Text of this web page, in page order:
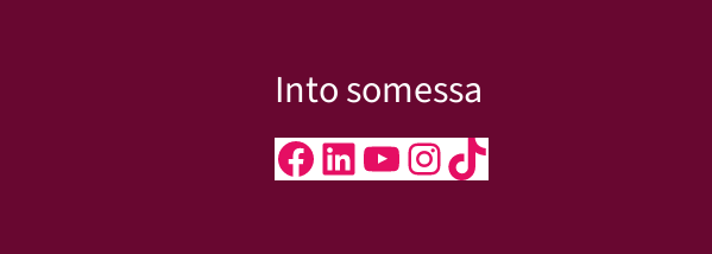
Into somessa
Facebook LinkedIn YouTube InstagramTikTok